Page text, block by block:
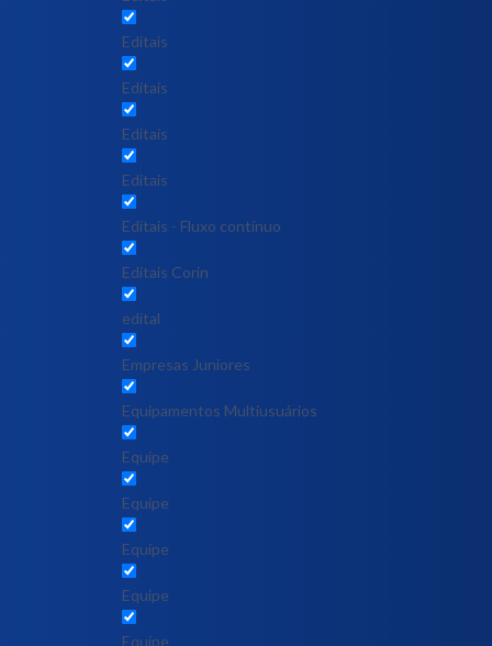
Editais
Editais
Editais
Editais
Editais - Fluxo contínuo
Editais Corin
edital
Empresas Juniores
Equipamentos Multiusuários
Equipe
Equipe
Equipe
Equipe
Equipe